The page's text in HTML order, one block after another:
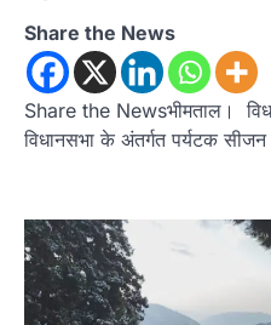
Share the News
Share the Newsभीमताल।
विधानसभा के अंतर्गत पर्यटक